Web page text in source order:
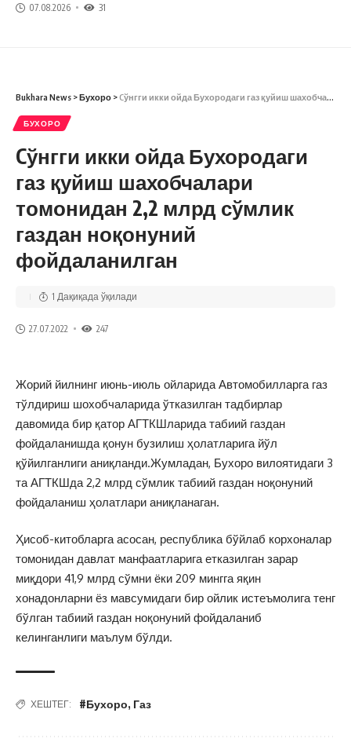
07.08.2026 31
Bukhara News >Бухоро >Cўнгги икки ойда Бухородаги газ қуйиш шахобчалари томонидан 2,2 млрд сўмлик газдан ноқонуний фойдаланилган
БУХОРО
Cўнгги икки ойда Бухородаги
газ қуйиш шахобчалари
томонидан 2,2 млрд сўмлик
газдан ноқонуний
фойдаланилган
27.07.2022 247
1 Дақиқада ўқилади
Жорий йилнинг июнь-июль ойларида Автомобилларга газ
тўлдириш шохобчаларида ўтказилган тадбирлар
давомида бир қатор АГТКШларида табиий газдан
фойдаланишда қонун бузилиш ҳолатларига йўл
қўйилганлиги аниқланди.Жумладан, Бухоро вилоятидаги 3
та АГТКШда 2,2 млрд сўмлик табиий газдан ноқонуний
фойдаланиш ҳолатлари аниқланаган.
Ҳисоб-китобларга асосан, республика бўйлаб корхоналар
томонидан давлат манфаатларига етказилган зарар
миқдори 41,9 млрд сўмни ёки 209 мингга яқин
хонадонларни ёз мавсумидаги бир ойлик истеъмолига тенг
бўлган табиий газдан ноқонуний фойдаланиб
келинганлиги маълум бўлди.
ХЕШТЕГ: #Бухоро, Газ